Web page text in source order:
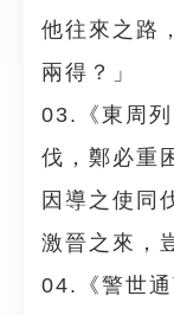
他往來之路
兩得？」
03.《東周
伐，鄭必重
因導之使同
激晉之來，
04.《警世